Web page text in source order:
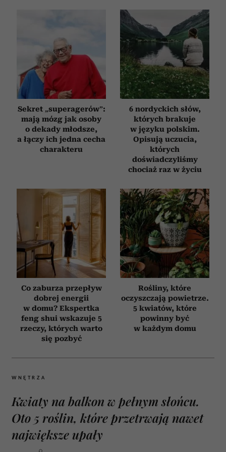
Sekret „superagerów”:
mają mózg jak osoby
o dekady młodsze,
a łączy ich jedna cecha
charakteru
6 nordyckich słów,
których brakuje
w języku polskim.
Opisują uczucia,
których
doświadczyliśmy
chociaż raz w życiu
Co zaburza przepływ
dobrej energii
w domu? Ekspertka
feng shui wskazuje 5
rzeczy, których warto
się pozbyć
Rośliny, które
oczyszczają powietrze.
5 kwiatów, które
powinny być
w każdym domu
WNĘTRZA
Kwiaty na balkon w pełnym słońcu.
Oto 5 roślin, które przetrwają nawet
największe upały